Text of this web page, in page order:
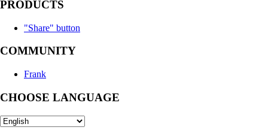
PRODUCTS
"Share" button
COMMUNITY
Frank
CHOOSE LANGUAGE